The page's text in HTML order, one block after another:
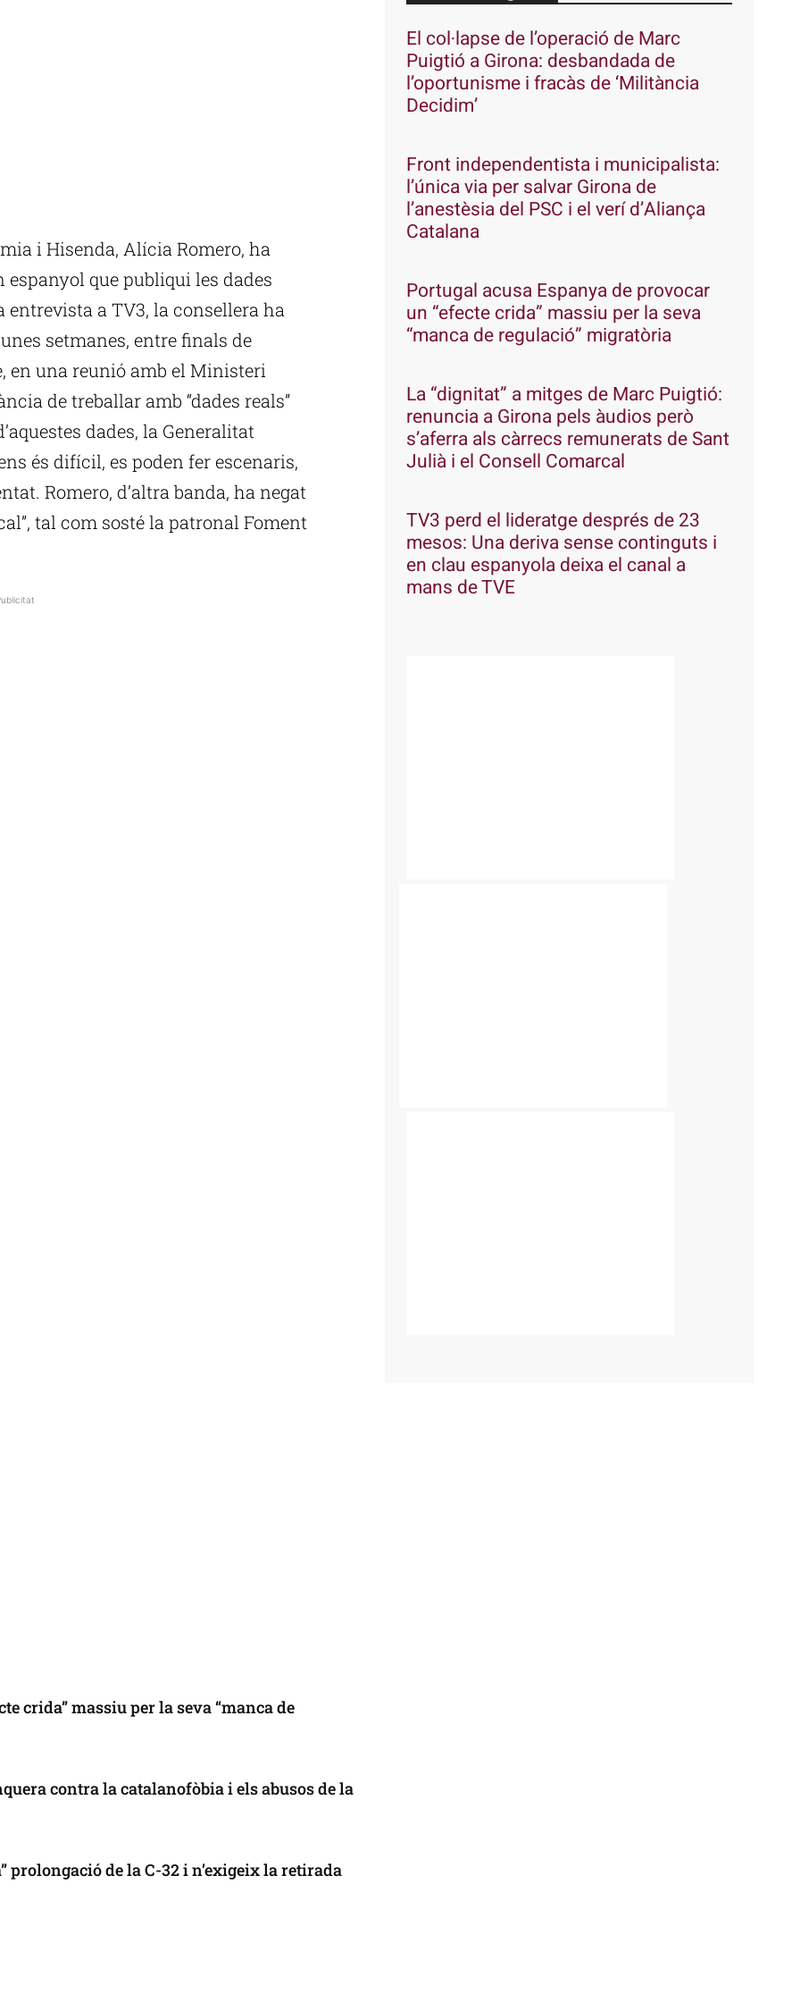
i Hisenda, Alícia Romero, ha
que publiqui les dades
entrevista a TV3, la consellera ha
setmanes, entre finals de
en una reunió amb el Ministeri
de treballar amb “dades reals”
dades, la Generalitat
és difícil, es poden fer escenaris,
Romero, d’altra banda, ha negat
tal com sosté la patronal Foment
crida” massiu per la seva “manca de
contra la catalanofòbia i els abusos de la
prolongació de la C-32 i n’exigeix la retirada
El col·lapse de l’operació de Marc
Puigtió a Girona: desbandada de
l’oportunisme i fracàs de ‘Militància
Decidim’
Front independentista i municipalista:
l’única via per salvar Girona de
l’anestèsia del PSC i el verí d’Aliança
Catalana
Portugal acusa Espanya de provocar
un “efecte crida” massiu per la seva
“manca de regulació” migratòria
La “dignitat” a mitges de Marc Puigtió:
renuncia a Girona pels àudios però
s’aferra als càrrecs remunerats de Sant
Julià i el Consell Comarcal
TV3 perd el lideratge després de 23
mesos: Una deriva sense continguts i
en clau espanyola deixa el canal a
mans de TVE